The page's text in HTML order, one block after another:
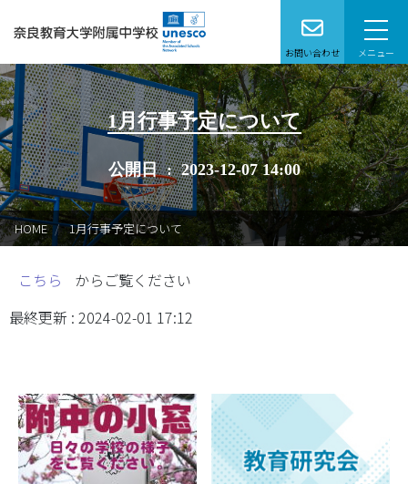
お問い合わせ メニュー
本校で学びたい方へ
学校案内
学校生活
特別支援学級
教育研究
在校生保護者の皆様へ
PTA（育桜会）
教育後援会
1月行事予定について
公開日 : 2023-12-07 14:00
HOME 1月行事予定について
こちら
からご覧ください
最終更新 : 2024-02-01 17:12